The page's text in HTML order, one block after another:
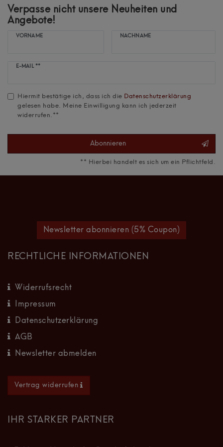
Verpasse nicht unsere Neuheiten und
Angebote!
VORNAME NACHNAME
E-MAIL **
Newsletter
Hiermit bestätige ich, dass ich die Daten­schutz­erklärung
gelesen habe. Meine Einwilligung kann ich jederzeit
widerrufen.**
Abonnieren
** Hierbei handelt es sich um ein Pflichtfeld.
Newsletter abonnieren (5% Coupon)
RECHTLICHE INFORMATIONEN
Widerrufsrecht
Impressum
Datenschutzerklärung
AGB
Newsletter abmelden
Vertrag widerrufen
IHR STARKER PARTNER